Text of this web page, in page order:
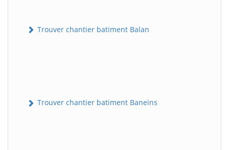
Trouver chantier batiment Balan
Trouver chantier batiment Baneins